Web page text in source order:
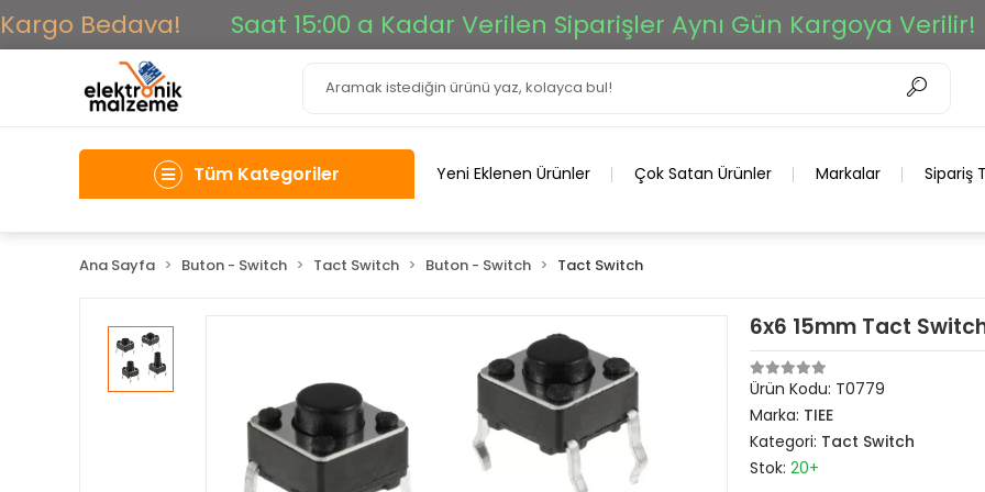
Bedava! Saat 15:00 a Kadar Verilen Siparişler Aynı Gün Kargoya Verilir!
Tüm Kategoriler Yeni Eklenen Ürünler Çok Satan Ürünler Markalar Sipariş
Ana Sayfa Buton - Switch Tact Switch Buton - Switch Tact Switch
6x6 15mm Tact
Ürün Kodu: T0779
Marka: TIEE
Kategori: Tact Switch
Stok: 20+